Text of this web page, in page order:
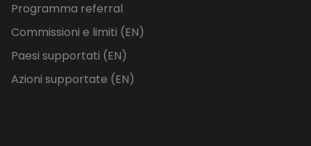
Programma referral
Commissioni e limiti (EN)
Paesi supportati (EN)
Azioni supportate (EN)